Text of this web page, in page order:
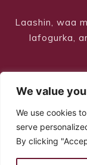
We value
We use cookies
serve
By clicking
Laashin, waa
lafogurka,
© Copyright